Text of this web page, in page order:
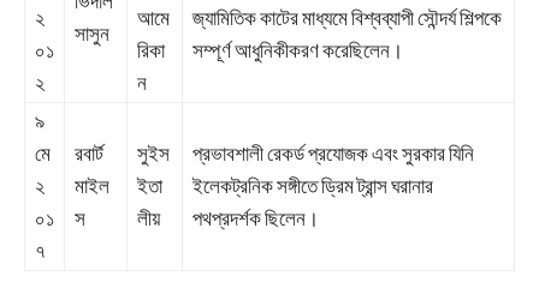
২
০১
২
সাসুন
আমে
রিকা
ন
জ্যামিতিক কাটের মাধ্যমে বিশ্বব্যাপী সৌন্দর্য শিল্পকে
সম্পূর্ণ আধুনিকীকরণ করেছিলেন।
৯
মে
২
০১
৭
রবার্ট
মাইল
স
সুইস
ইতা
লীয়
প্রভাবশালী রেকর্ড প্রযোজক এবং সুরকার যিনি
ইলেকট্রনিক সঙ্গীতে ড্রিম ট্রান্স ঘরানার
পথপ্রদর্শক ছিলেন।